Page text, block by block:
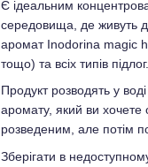
Є ідеальним
середовища, де живуть
аромат Inodorina magic
тощо) та всіх типів підлог.
Продукт розводять у
аромату, який ви
розведеним, але потім
Зберігати в